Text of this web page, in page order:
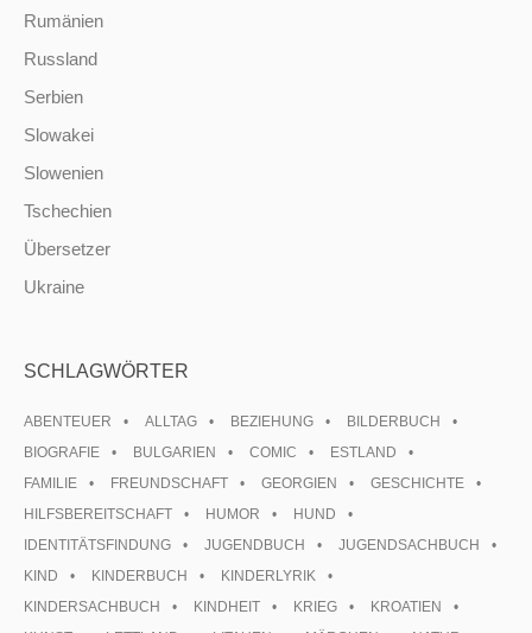
Rumänien
Russland
Serbien
Slowakei
Slowenien
Tschechien
Übersetzer
Ukraine
SCHLAGWÖRTER
ABENTEUER ALLTAG BEZIEHUNG
BILDERBUCH
BIOGRAFIE
BULGARIEN COMIC
ESTLAND
FAMILIE
FREUNDSCHAFT GEORGIEN
GESCHICHTE
HILFSBEREITSCHAFT
HUMOR
HUND
IDENTITÄTSFINDUNG
JUGENDBUCH
JUGENDSACHBUCH
KIND
KINDERBUCH
KINDERLYRIK
KINDERSACHBUCH
KINDHEIT KRIEG
KROATIEN